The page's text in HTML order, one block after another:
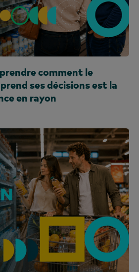
comment le
ses décisions est la
en rayon